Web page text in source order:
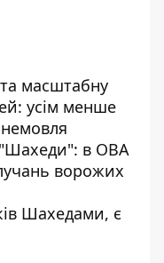
масштабну
усім менше
"Шахеди": в ОВА
ворожих
Шахедами, є